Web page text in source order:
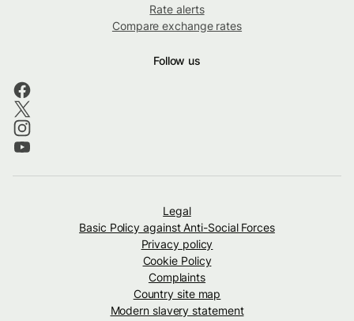
Rate alerts
Compare exchange rates
Follow us
Legal
Basic Policy against Anti-Social Forces
Privacy policy
Cookie Policy
Complaints
Country site map
Modern slavery statement